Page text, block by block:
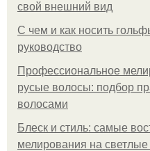
свой внешний вид
С чем и как носить
руководство
Профессиональное
русые волосы: подбор
волосами
Блеск и стиль: самые
мелирования на